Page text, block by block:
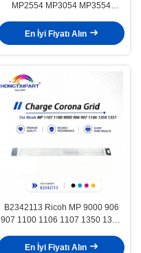
MP2554 MP3054 MP3554
MP4055 MP5055 MP6055
MP2555 MP3055 MP3555
En İyi Fiyatı Alın
B2342113 Ricoh MP 9000 906
907 1100 1106 1107 1350 1357
En İyi Fiyatı Alın